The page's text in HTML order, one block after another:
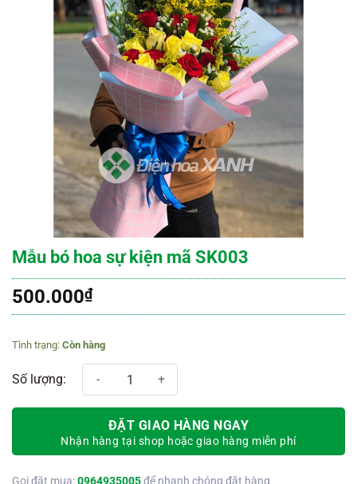
Mẫu bó hoa sự kiện mã SK003
500.000₫
Còn hàng
Mẫu bó hoa sự kiện mã SK003 số lượng
ĐẶT GIAO HÀNG NGAY
Nhận hàng tại shop hoặc giao hàng miễn phí
Gọi đặt mua:0964935005để nhanh chóng đặt hàng